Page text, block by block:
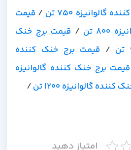
750 تن / قیمت
تن
/ قیمت برج خنک
/ قیمت برج خنک کننده
قیمت برج خنک کننده گالوانیزه
گالوانیزه 1200 تن /
امتیاز دهید